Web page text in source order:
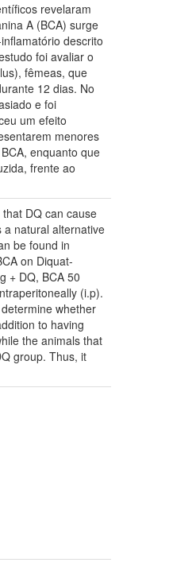
revelaram
A (BCA) surge
descrito
foi avaliar o
fêmeas, que
12 dias. No
e foi
um efeito
menores
enquanto que
frente ao
DQ can cause
a natural alternative
be found in
on Diquat-
+ DQ, BCA 50
(i.p).
whether
to having
the animals that
group. Thus, it